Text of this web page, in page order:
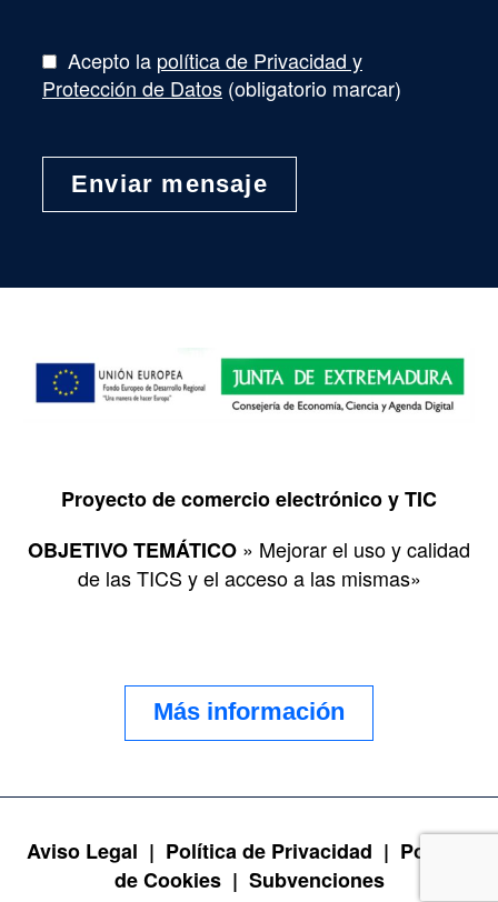
Acepto la política de Privacidad y
Protección de Datos (obligatorio marcar)
Proyecto de comercio electrónico y TIC
OBJETIVO TEMÁTICO » Mejorar el uso y calidad
de las TICS y el acceso a las mismas»
Más información
Aviso Legal | Política de Privacidad | Política
de Cookies | Subvenciones